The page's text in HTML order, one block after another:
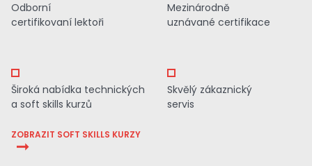
Odborní
certifikovaní lektoři
Mezinárodně
uznávané certifikace
Široká nabídka technických
a soft skills kurzů
ZOBRAZIT SOFT SKILLS KURZY
Skvělý zákaznický
servis